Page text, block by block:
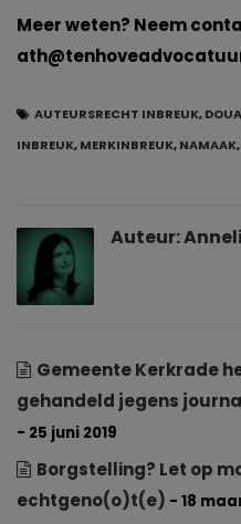
Meer weten? Neem
AUTEURSRECHT INBREUK,
INBREUK,MERKINBREUK,NAMAAK,
Auteur:
Gemeente Kerkrade
gehandeld jegens
- 25 juni 2019
Borgstelling? Let op
echtgeno(o)t(e) - 18